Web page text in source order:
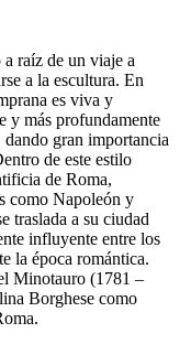
a raíz de un viaje a
a la escultura. En
es viva y
y más profundamente
gran importancia
de este estilo
de Roma,
como Napoleón y
traslada a su ciudad
influyente entre los
la época romántica.
Minotauro (1781 –
Borghese como